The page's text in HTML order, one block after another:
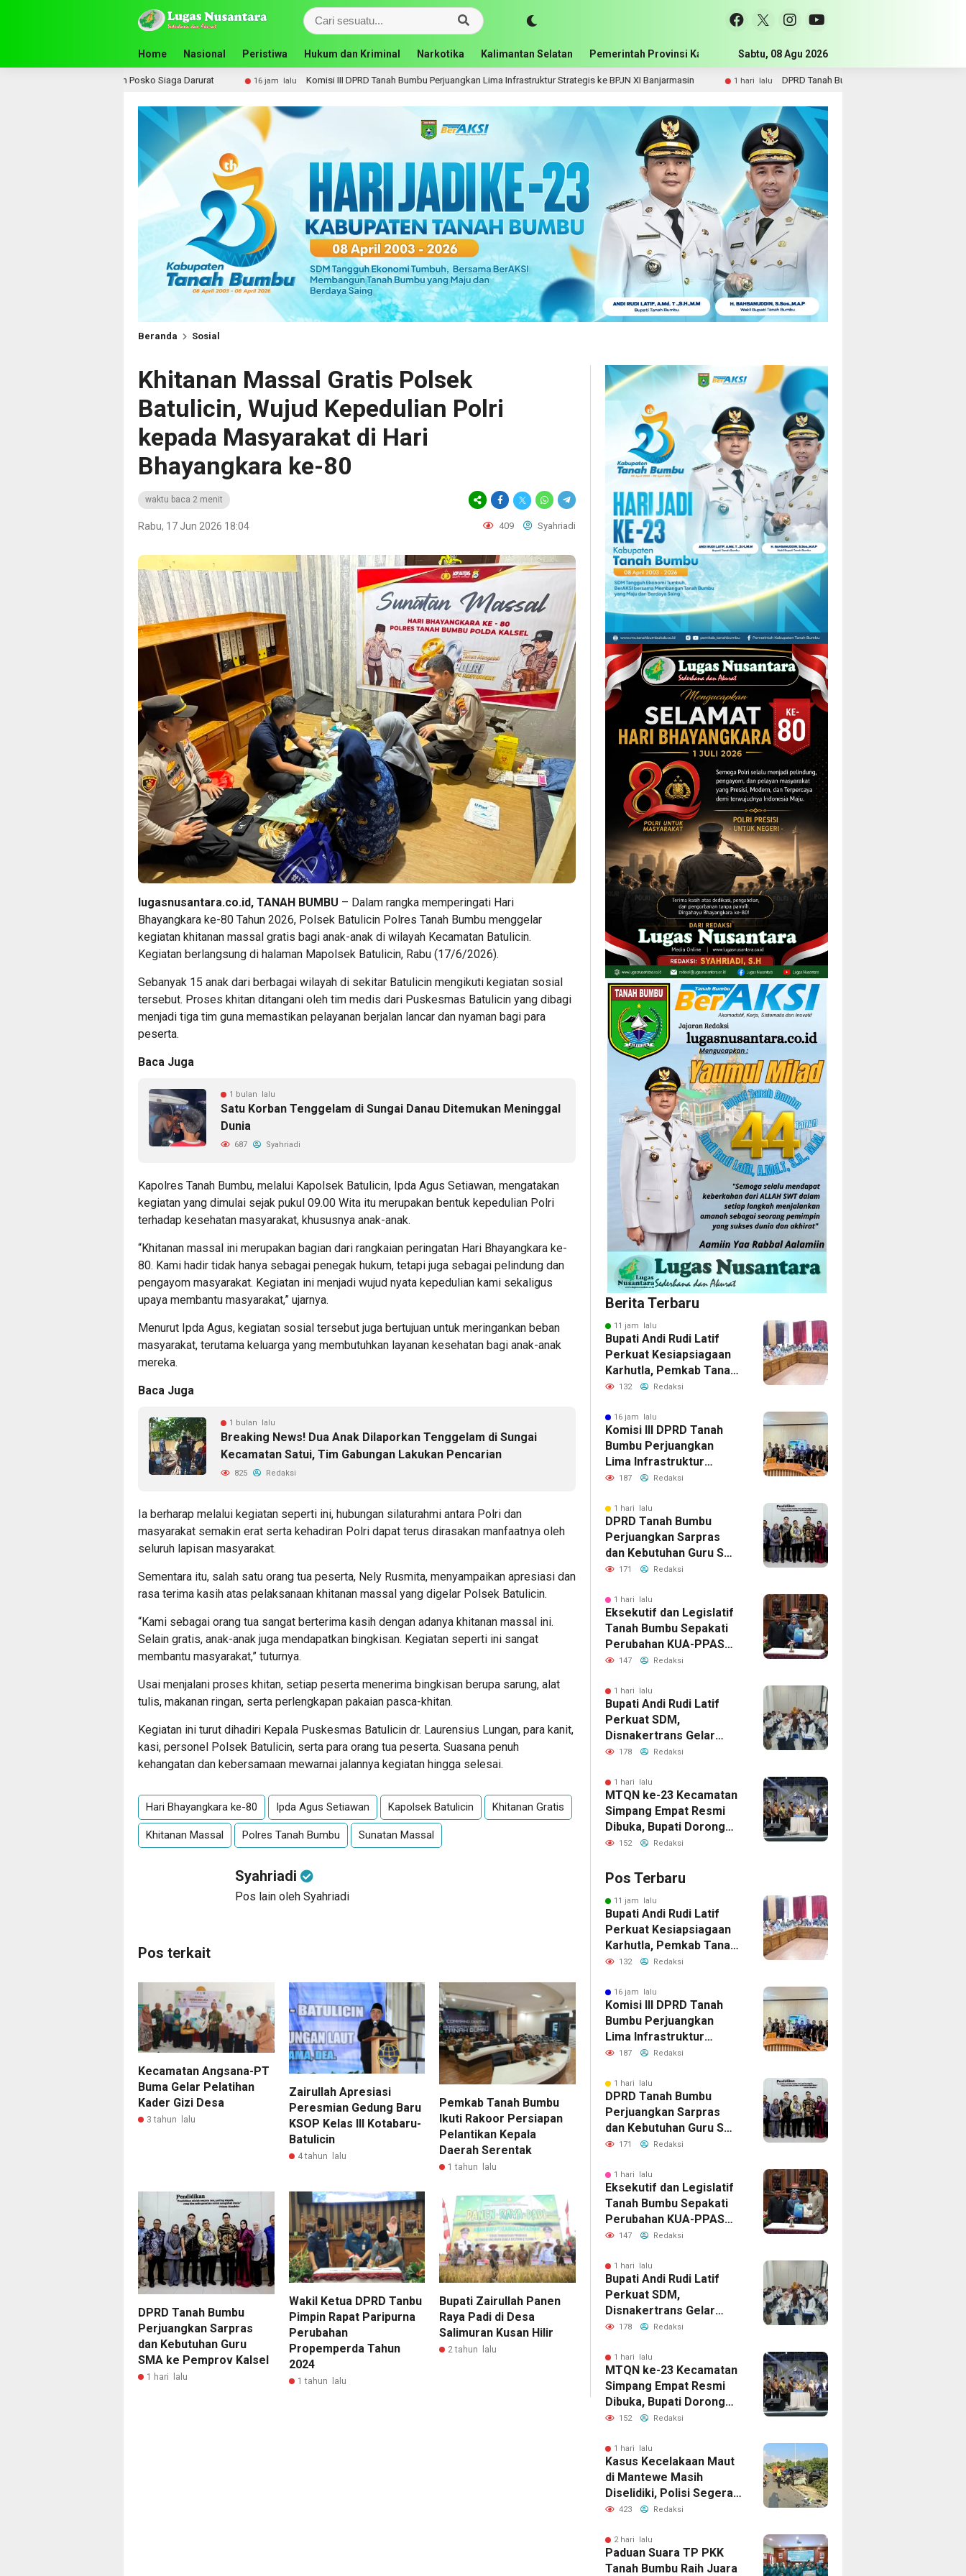
Home Nasional Peristiwa Hukum dan Kriminal Narkotika Kalimantan Selatan Pemerintah Provinsi Kalimantan Selatan Pemerintah Kabupaten Tanah
Sabtu, 08 Agu 2026
16 jam lalu Komisi III DPRD Tanah Bumbu Perjuangkan Lima Infrastruktur Strategis ke BPJN XI Banjarmasin 1 hari lalu DPRD Tanah Bumbu Perjuangkan Sarpras dan Kebutuhan Guru SMA ke
Beranda Sosial
Khitanan Massal Gratis Polsek
Batulicin, Wujud Kepedulian Polri
kepada Masyarakat di Hari
Bhayangkara ke-80
waktu baca 2 menit
Rabu, 17 Jun 2026 18:04 409 Syahriadi
lugasnusantara.co.id, TANAH BUMBU – Dalam rangka memperingati Hari
Bhayangkara ke-80 Tahun 2026, Polsek Batulicin Polres Tanah Bumbu menggelar
kegiatan khitanan massal gratis bagi anak-anak di wilayah Kecamatan Batulicin.
Kegiatan berlangsung di halaman Mapolsek Batulicin, Rabu (17/6/2026).
Sebanyak 15 anak dari berbagai wilayah di sekitar Batulicin mengikuti kegiatan sosial
tersebut. Proses khitan ditangani oleh tim medis dari Puskesmas Batulicin yang dibagi
menjadi tiga tim guna memastikan pelayanan berjalan lancar dan nyaman bagi para
peserta.
Baca Juga
1 bulan lalu
Satu Korban Tenggelam di Sungai Danau Ditemukan Meninggal
Dunia
687 Syahriadi
Kapolres Tanah Bumbu, melalui Kapolsek Batulicin, Ipda Agus Setiawan, mengatakan
kegiatan yang dimulai sejak pukul 09.00 Wita itu merupakan bentuk kepedulian Polri
terhadap kesehatan masyarakat, khususnya anak-anak.
“Khitanan massal ini merupakan bagian dari rangkaian peringatan Hari Bhayangkara ke-
80. Kami hadir tidak hanya sebagai penegak hukum, tetapi juga sebagai pelindung dan
pengayom masyarakat. Kegiatan ini menjadi wujud nyata kepedulian kami sekaligus
upaya membantu masyarakat,” ujarnya.
Menurut Ipda Agus, kegiatan sosial tersebut juga bertujuan untuk meringankan beban
masyarakat, terutama keluarga yang membutuhkan layanan kesehatan bagi anak-anak
mereka.
Baca Juga
1 bulan lalu
Breaking News! Dua Anak Dilaporkan Tenggelam di Sungai
Kecamatan Satui, Tim Gabungan Lakukan Pencarian
825 Redaksi
Ia berharap melalui kegiatan seperti ini, hubungan silaturahmi antara Polri dan
masyarakat semakin erat serta kehadiran Polri dapat terus dirasakan manfaatnya oleh
seluruh lapisan masyarakat.
Sementara itu, salah satu orang tua peserta, Nely Rusmita, menyampaikan apresiasi dan
rasa terima kasih atas pelaksanaan khitanan massal yang digelar Polsek Batulicin.
“Kami sebagai orang tua sangat berterima kasih dengan adanya khitanan massal ini.
Selain gratis, anak-anak juga mendapatkan bingkisan. Kegiatan seperti ini sangat
membantu masyarakat,” tuturnya.
Usai menjalani proses khitan, setiap peserta menerima bingkisan berupa sarung, alat
tulis, makanan ringan, serta perlengkapan pakaian pasca-khitan.
Kegiatan ini turut dihadiri Kepala Puskesmas Batulicin dr. Laurensius Lungan, para kanit,
kasi, personel Polsek Batulicin, serta para orang tua peserta. Suasana penuh
kehangatan dan kebersamaan mewarnai jalannya kegiatan hingga selesai.
Hari Bhayangkara ke-80 Ipda Agus Setiawan Kapolsek Batulicin Khitanan Gratis
Khitanan Massal Polres Tanah Bumbu Sunatan Massal
Syahriadi
Pos lain oleh Syahriadi
Pos terkait
Kecamatan Angsana-PT
Buma Gelar Pelatihan
Kader Gizi Desa
3 tahun lalu
Zairullah Apresiasi
Peresmian Gedung Baru
KSOP Kelas III Kotabaru-
Batulicin
4 tahun lalu
Pemkab Tanah Bumbu
Ikuti Rakoor Persiapan
Pelantikan Kepala
Daerah Serentak
1 tahun lalu
DPRD Tanah Bumbu
Perjuangkan Sarpras
dan Kebutuhan Guru
SMA ke Pemprov Kalsel
1 hari lalu
Wakil Ketua DPRD Tanbu
Pimpin Rapat Paripurna
Perubahan
Propemperda Tahun
2024
1 tahun lalu
Bupati Zairullah Panen
Raya Padi di Desa
Salimuran Kusan Hilir
2 tahun lalu
Berita Terbaru
11 jam lalu
Bupati Andi Rudi Latif
Perkuat Kesiapsiagaan
Karhutla, Pemkab Tanah
Bumbu Aktifkan Posko
132 Redaksi
16 jam lalu
Komisi III DPRD Tanah
Bumbu Perjuangkan
Lima Infrastruktur
Strategis ke BPJN XI
187 Redaksi
1 hari lalu
DPRD Tanah Bumbu
Perjuangkan Sarpras
dan Kebutuhan Guru SMA
ke Pemprov Kalsel
171 Redaksi
1 hari lalu
Eksekutif dan Legislatif
Tanah Bumbu Sepakati
Perubahan KUA-PPAS
2026, Perkuat Sinergi
147 Redaksi
1 hari lalu
Bupati Andi Rudi Latif
Perkuat SDM,
Disnakertrans Gelar
Pelatihan Desain Grafis
178 Redaksi
1 hari lalu
MTQN ke-23 Kecamatan
Simpang Empat Resmi
Dibuka, Bupati Dorong
Lahirnya Generasi
152 Redaksi
Pos Terbaru
11 jam lalu
Bupati Andi Rudi Latif
Perkuat Kesiapsiagaan
Karhutla, Pemkab Tanah
Bumbu Aktifkan Posko
132 Redaksi
16 jam lalu
Komisi III DPRD Tanah
Bumbu Perjuangkan
Lima Infrastruktur
Strategis ke BPJN XI
187 Redaksi
1 hari lalu
DPRD Tanah Bumbu
Perjuangkan Sarpras
dan Kebutuhan Guru SMA
ke Pemprov Kalsel
171 Redaksi
1 hari lalu
Eksekutif dan Legislatif
Tanah Bumbu Sepakati
Perubahan KUA-PPAS
2026, Perkuat Sinergi
147 Redaksi
1 hari lalu
Bupati Andi Rudi Latif
Perkuat SDM,
Disnakertrans Gelar
Pelatihan Desain Grafis
178 Redaksi
1 hari lalu
MTQN ke-23 Kecamatan
Simpang Empat Resmi
Dibuka, Bupati Dorong
Lahirnya Generasi
152 Redaksi
1 hari lalu
Kasus Kecelakaan Maut
di Mantewe Masih
Diselidiki, Polisi Segera
Rilis Hasil
423 Redaksi
2 hari lalu
Paduan Suara TP PKK
Tanah Bumbu Raih Juara